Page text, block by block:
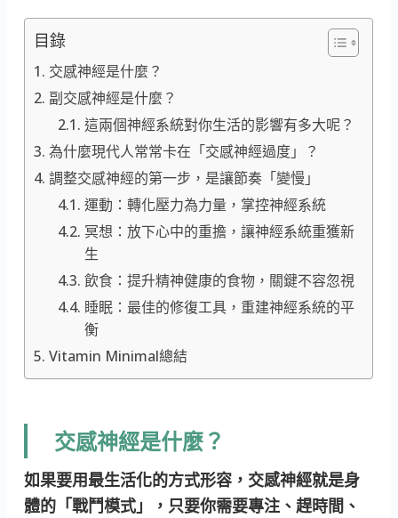
目錄
交感神經是什麼？
副交感神經是什麼？
這兩個神經系統對你生活的影響有多大呢？
為什麼現代人常常卡在「交感神經過度」？
調整交感神經的第一步，是讓節奏「變慢」
運動：轉化壓力為力量，掌控神經系統
冥想：放下心中的重擔，讓神經系統重獲新
生
飲食：提升精神健康的食物，關鍵不容忽視
睡眠：最佳的修復工具，重建神經系統的平
衡
Vitamin Minimal總結
交感神經是什麼？
如果要用最生活化的方式形容，交感神經就是身
體的「戰鬥模式」，只要你需要專注、趕時間、